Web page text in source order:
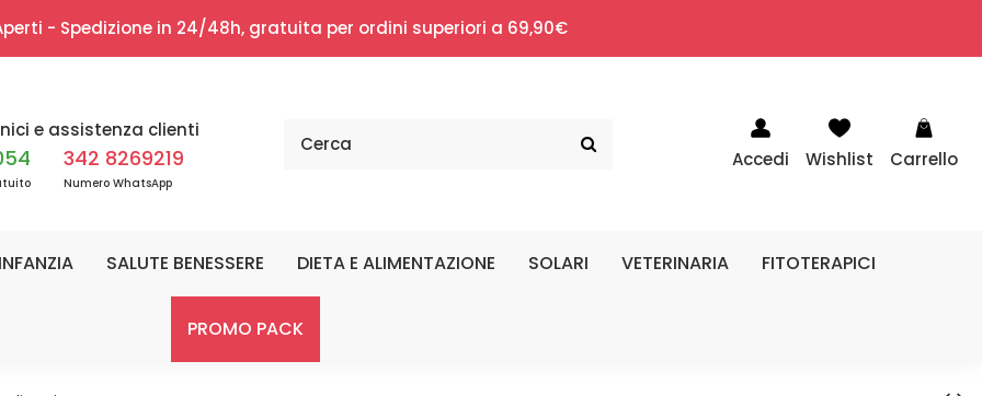
- Spedizione in 24/48h, gratuita per ordini superiori a 69,90€
e assistenza clienti
342 8269219
Numero WhatsApp
Accedi Wishlist Carrello
SALUTE BENESSERE DIETA E ALIMENTAZIONE SOLARI VETERINARIA FITOTERAPICI
PROMO PACK